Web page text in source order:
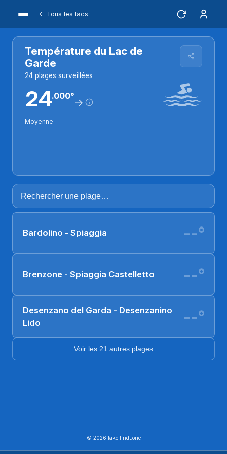
← Tous les lacs
Température du Lac de
Garde
24 plages surveillées
24.000°
24.000°
→
Moyenne
Bardolino - Spiaggia --°
Brenzone - Spiaggia Castelletto --°
Desenzano del Garda - Desenzanino
Lido
--°
Voir les 21 autres plages
© 2026 lake.lindt.one